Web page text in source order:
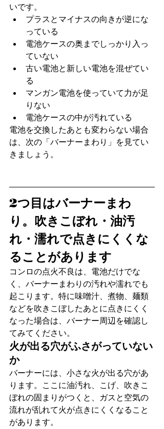
いです。
プラスとマイナスの向きが逆にな
っている
電池ケースの奥までしっかり入っ
ていない
古い電池と新しい電池を混ぜてい
る
マンガン電池を使っていて力が足
りない
電池ケースの中が汚れている
電池を交換したあとも変わらない場合
は、次の「バーナーまわり」を見てい
きましょう。
2つ目はバーナーまわ
り。吹きこぼれ・油汚
れ・濡れで点きにくくな
ることがあります
コンロの点火不良は、電池だけでな
く、バーナーまわりの汚れや濡れでも
起こります。特に味噌汁、煮物、麺類
などを吹きこぼしたあとに点きにくく
なった場合は、バーナー周辺を確認し
てみてください。
火が出る穴がふさがっていない
か
バーナーには、小さな火が出る穴があ
ります。ここに油汚れ、こげ、吹きこ
ぼれの固まりがつくと、ガスと空気の
流れが乱れて火が点きにくくなること
があります。